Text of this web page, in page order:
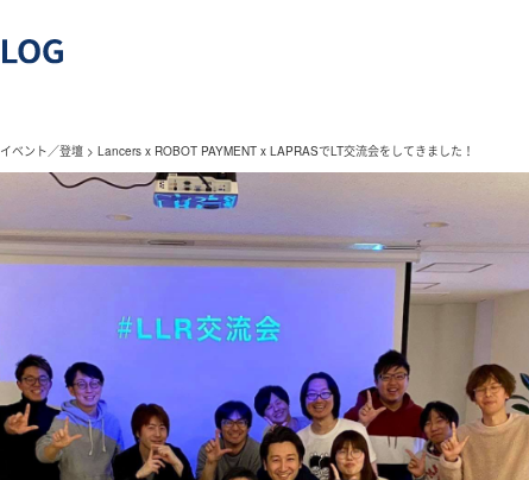
イベント／登壇 > Lancers x ROBOT PAYMENT x LAPRASでLT交流会をしてきました！